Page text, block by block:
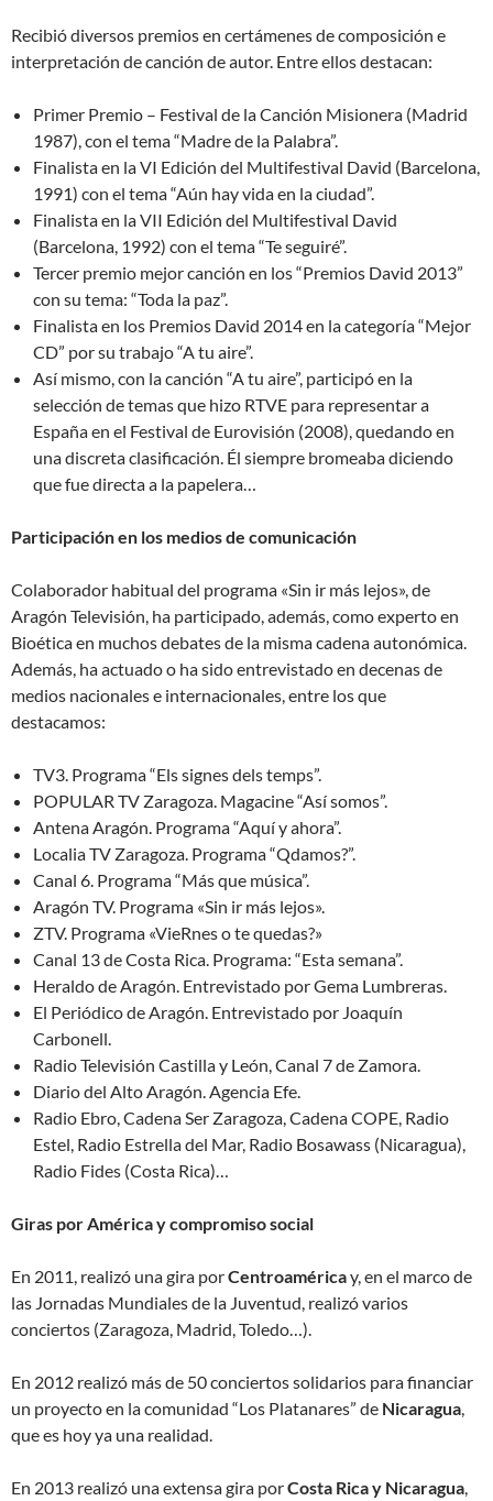
Recibió diversos premios en certámenes de composición e
interpretación de canción de autor. Entre ellos destacan:
Primer Premio – Festival de la Canción Misionera (Madrid
1987), con el tema “Madre de la Palabra”.
Finalista en la VI Edición del Multifestival David (Barcelona,
1991) con el tema “Aún hay vida en la ciudad”.
Finalista en la VII Edición del Multifestival David
(Barcelona, 1992) con el tema “Te seguiré”.
Tercer premio mejor canción en los “Premios David 2013”
con su tema: “Toda la paz”.
Finalista en los Premios David 2014 en la categoría “Mejor
CD” por su trabajo “A tu aire”.
Así mismo, con la canción “A tu aire”, participó en la
selección de temas que hizo RTVE para representar a
España en el Festival de Eurovisión (2008), quedando en
una discreta clasificación. Él siempre bromeaba diciendo
que fue directa a la papelera…
Participación en los medios de comunicación
Colaborador habitual del programa «Sin ir más lejos», de
Aragón Televisión, ha participado, además, como experto en
Bioética en muchos debates de la misma cadena autonómica.
Además, ha actuado o ha sido entrevistado en decenas de
medios nacionales e internacionales, entre los que
destacamos:
TV3. Programa “Els signes dels temps”.
POPULAR TV Zaragoza. Magacine “Así somos”.
Antena Aragón. Programa “Aquí y ahora”.
Localia TV Zaragoza. Programa “Qdamos?”.
Canal 6. Programa “Más que música”.
Aragón TV. Programa «Sin ir más lejos».
ZTV. Programa «VieRnes o te quedas?»
Canal 13 de Costa Rica. Programa: “Esta semana”.
Heraldo de Aragón. Entrevistado por Gema Lumbreras.
El Periódico de Aragón. Entrevistado por Joaquín
Carbonell.
Radio Televisión Castilla y León, Canal 7 de Zamora.
Diario del Alto Aragón. Agencia Efe.
Radio Ebro, Cadena Ser Zaragoza, Cadena COPE, Radio
Estel, Radio Estrella del Mar, Radio Bosawass (Nicaragua),
Radio Fides (Costa Rica)…
Giras por América y compromiso social
En 2011, realizó una gira porCentroaméricay, en el marco de
las Jornadas Mundiales de la Juventud, realizó varios
conciertos (Zaragoza, Madrid, Toledo…).
En 2012 realizó más de 50 conciertos solidarios para financiar
un proyecto en la comunidad “Los Platanares” de Nicaragua,
que es hoy ya una realidad.
En 2013 realizó una extensa gira porCosta Rica y Nicaragua,